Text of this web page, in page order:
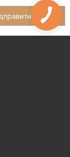
відгук